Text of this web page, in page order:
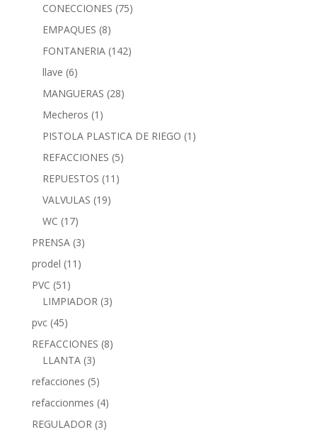
CONECCIONES (75)
EMPAQUES (8)
FONTANERIA (142)
llave (6)
MANGUERAS (28)
Mecheros (1)
PISTOLA PLASTICA DE RIEGO (1)
REFACCIONES (5)
REPUESTOS (11)
VALVULAS (19)
WC (17)
PRENSA (3)
prodel (11)
PVC (51)
LIMPIADOR (3)
pvc (45)
REFACCIONES (8)
LLANTA (3)
refacciones (5)
refaccionmes (4)
REGULADOR (3)